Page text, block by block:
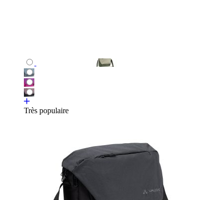
Très populaire